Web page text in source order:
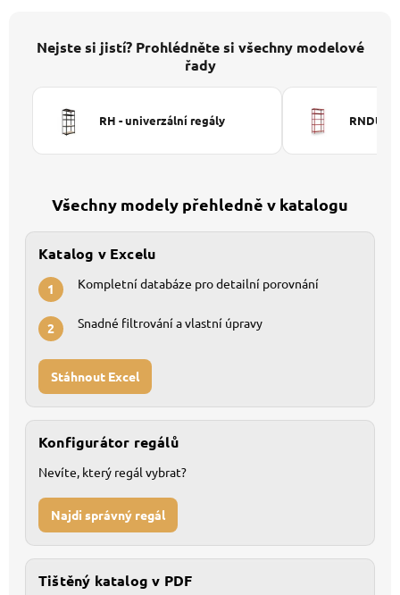
Nejste si jistí? Prohlédněte si všechny modelové
řady
RH - univerzální regály RNDU-
Všechny modely přehledně v katalogu
Katalog v Excelu
1 Kompletní databáze pro detailní porovnání
2 Snadné filtrování a vlastní úpravy
Stáhnout Excel
Konfigurátor regálů
Nevíte, který regál vybrat?
Najdi správný regál
Tištěný katalog v PDF